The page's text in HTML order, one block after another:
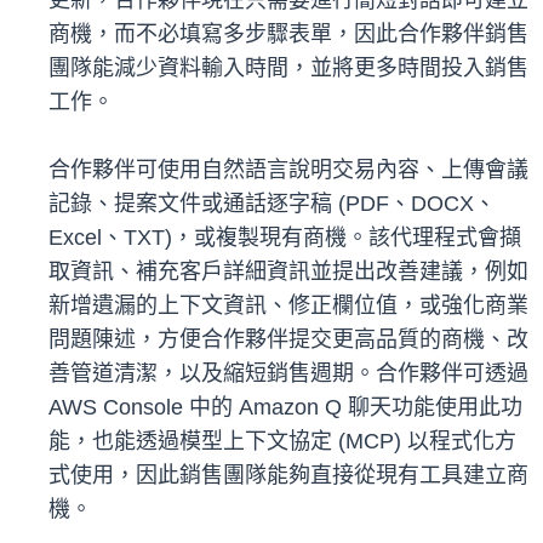
商機，而不必填寫多步驟表單，因此合作夥伴銷售
團隊能減少資料輸入時間，並將更多時間投入銷售
工作。
合作夥伴可使用自然語言說明交易內容、上傳會議
記錄、提案文件或通話逐字稿 (PDF、DOCX、
Excel、TXT)，或複製現有商機。該代理程式會擷
取資訊、補充客戶詳細資訊並提出改善建議，例如
新增遺漏的上下文資訊、修正欄位值，或強化商業
問題陳述，方便合作夥伴提交更高品質的商機、改
善管道清潔，以及縮短銷售週期。合作夥伴可透過
AWS Console 中的 Amazon Q 聊天功能使用此功
能，也能透過模型上下文協定 (MCP) 以程式化方
式使用，因此銷售團隊能夠直接從現有工具建立商
機。